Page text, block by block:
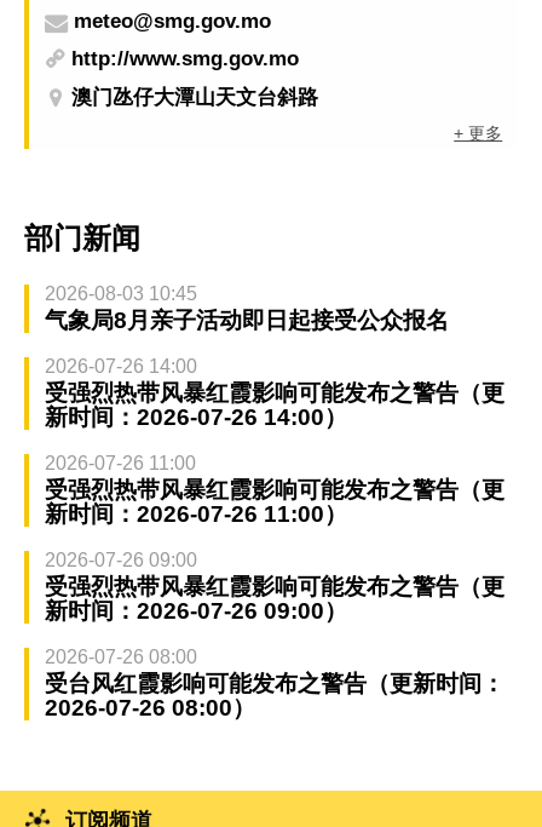
meteo@smg.gov.mo
http://www.smg.gov.mo
澳门氹仔大潭山天文台斜路
+ 更多
部门新闻
2026-08-03 10:45
气象局8月亲子活动即日起接受公众报名
2026-07-26 14:00
受强烈热带风暴红霞影响可能发布之警告（更
新时间：2026-07-26 14:00）
2026-07-26 11:00
受强烈热带风暴红霞影响可能发布之警告（更
新时间：2026-07-26 11:00）
2026-07-26 09:00
受强烈热带风暴红霞影响可能发布之警告（更
新时间：2026-07-26 09:00）
2026-07-26 08:00
受台风红霞影响可能发布之警告（更新时间：
2026-07-26 08:00）
订阅频道